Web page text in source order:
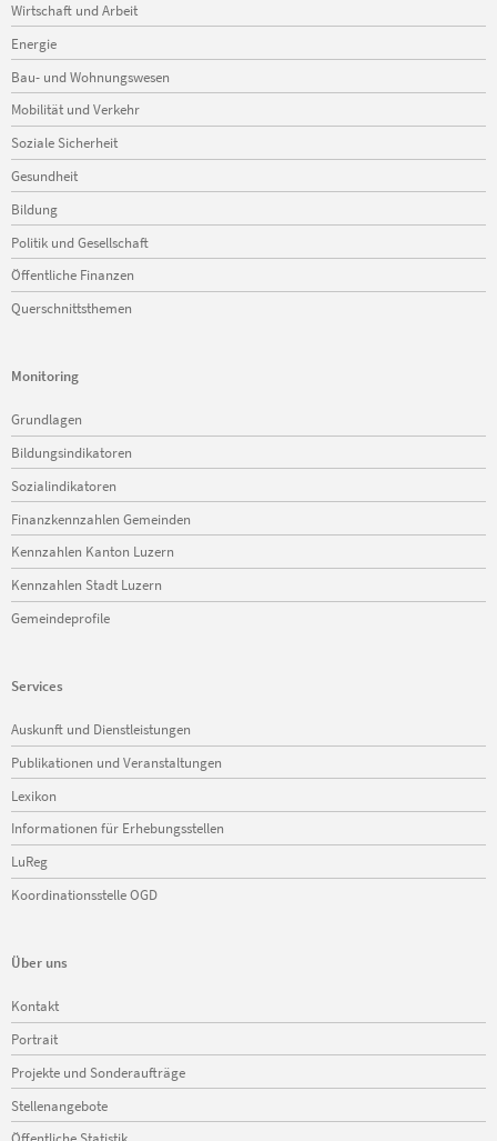
Wirtschaft und Arbeit
Energie
Bau- und Wohnungswesen
Mobilität und Verkehr
Soziale Sicherheit
Gesundheit
Bildung
Politik und Gesellschaft
Öffentliche Finanzen
Querschnittsthemen
Monitoring
Navigation
überspringen
Grundlagen
Bildungsindikatoren
Sozialindikatoren
Finanzkennzahlen Gemeinden
Kennzahlen Kanton Luzern
Kennzahlen Stadt Luzern
Gemeindeprofile
Services
Navigation
überspringen
Auskunft und Dienstleistungen
Publikationen und Veranstaltungen
Lexikon
Informationen für Erhebungsstellen
LuReg
Koordinationsstelle OGD
Über uns
Navigation
überspringen
Kontakt
Portrait
Projekte und Sonderaufträge
Stellenangebote